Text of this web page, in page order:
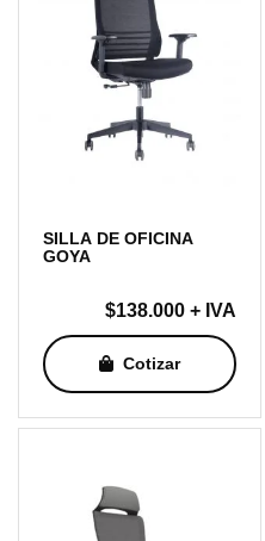
SILLA DE OFICINA
GOYA
$138.000 + IVA
Cotizar